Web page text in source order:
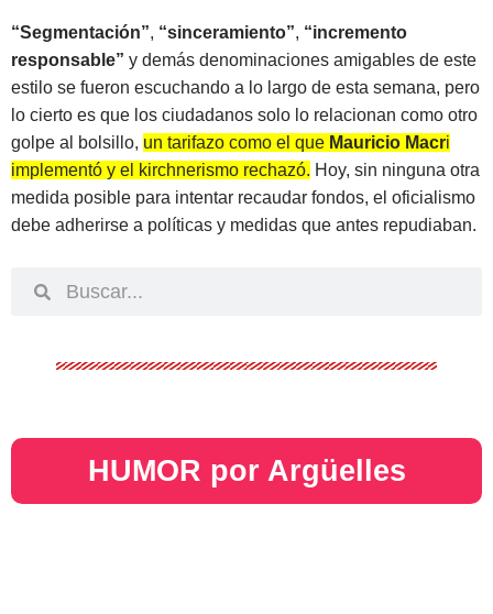
“Segmentación”, “sinceramiento”, “incremento
responsable” y demás denominaciones amigables de este
estilo se fueron escuchando a lo largo de esta semana, pero
lo cierto es que los ciudadanos solo lo relacionan como otro
golpe al bolsillo, un tarifazo como el que Mauricio Macri
implementó y el kirchnerismo rechazó. Hoy, sin ninguna otra
medida posible para intentar recaudar fondos, el oficialismo
debe adherirse a políticas y medidas que antes repudiaban.
HUMOR por Argüelles​